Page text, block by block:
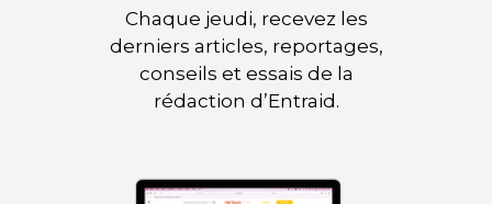
Chaque jeudi, recevez les
derniers articles, reportages,
conseils et essais de la
rédaction d’Entraid.